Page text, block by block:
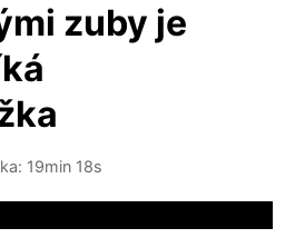
zuby je
19min 18s